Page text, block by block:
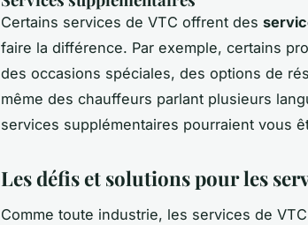
Certains services de VTC offrent des
faire la différence. Par exemple, certains
des occasions spéciales, des options de
même des chauffeurs parlant plusieurs
services supplémentaires pourraient vous
Les défis et solutions pour les
Comme toute industrie, les services de